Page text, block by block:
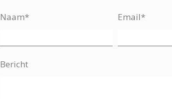
Naam* Email*
Bericht